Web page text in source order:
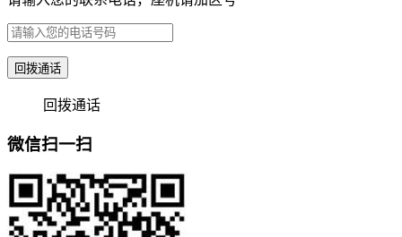
回拨通话
回拨通话
微信扫一扫